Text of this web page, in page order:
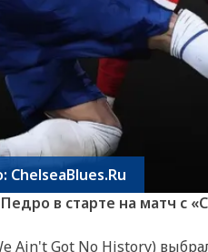
в старте на матч с
Ain't Got No History)